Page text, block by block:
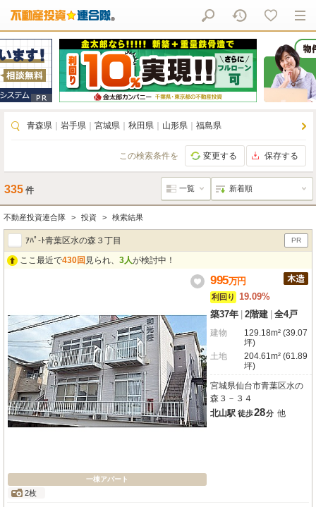
青森県 岩手県 宮城県 秋田県 山形県 福島県
この検索条件を 変更する 保存する
335 件
不動産投資連合隊 投資 検索結果
PR
ｱﾊﾟ-ﾄ青葉区水の森３丁目
ここ最近で430回 見られ、 3人が検討中！
一棟アパート
2枚
995万円
利回り
19.09%
築37年 2階建 全4戸
建物
129.18m² (39.07
坪)
土地
204.61m² (61.89
坪)
宮城県仙台市青葉区水の
森３－３４
北山駅 徒歩28分 他